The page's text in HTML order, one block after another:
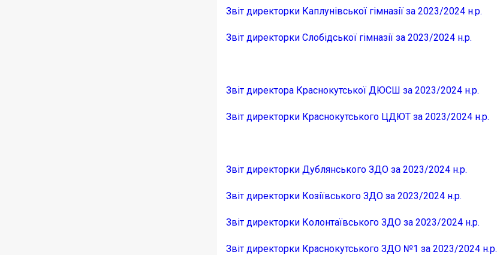
Звіт директорки Каплунівської гімназії за 2023/2024 н.р.
Звіт директорки Слобідської гімназії за 2023/2024 н.р.
Звіт директора Краснокутської ДЮСШ за 2023/2024 н.р.
Звіт директорки Краснокутського ЦДЮТ за 2023/2024 н.р.
Звіт директорки Дублянського ЗДО за 2023/2024 н.р.
Звіт директорки Козіївського ЗДО за 2023/2024 н.р.
Звіт директорки Колонтаївського ЗДО за 2023/2024 н.р.
Звіт директорки Краснокутського ЗДО №1 за 2023/2024 н.р.